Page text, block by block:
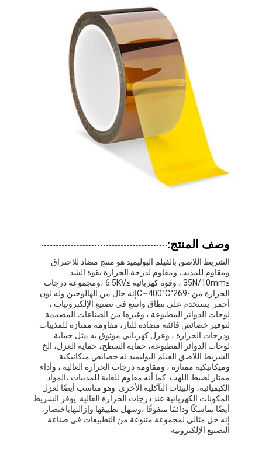
وصف المنتج:
الشريط اللاصق بالفيلم البوليميد هو منتج مضاد للاحتراق
ومقاوم للمذيب ومقاوم لدرجة الحرارة بقوة الشد
≥35N/10mm ، وقوة كهربائية ≥6.5KV ،ومجموعة درجات
الحرارة من -269°C~400°Cإنه خال من الهالوجين وله لون
أحمر. يستخدم على نطاق واسع في تصنيع الإلكترونيات ،
لوحات الدوائر المطبوعة ، وغيرها من الصناعات.المصممة
لتوفير خصائص فائقة مضادة للنار، مقاومة ممتازة للمذيبات
ودرجات الحرارة ، وعزل كهربائي موثوق به.مثل حماية
لوحات الدوائر المطبوعة، حماية السطح، حماية العزل، الخ
الشريط اللاصق الفيلم البوليميد له خصائص ميكانيكية
وميكانيكية ممتازة ، ومقاومة درجات الحرارة العالية ، وأداء
ممتاز لضبط اللهب. كما أنه مقاوم للغاية للمذيبات ،المواد
الكيميائية، والبيئات التآكلية الأخرى. وهو مناسب أيضًا لعزل
المكونات الكهربائية عند درجات الحرارة العالية. يوفر الشريط
أيضًا تماسكًا ودائمًا متفوقًا ،وسهل تطبيقها وإزالتهاباختصار،
إنه حل مثالي لمجموعة متنوعة من التطبيقات في صناعة
التصنيع الإلكترونية.